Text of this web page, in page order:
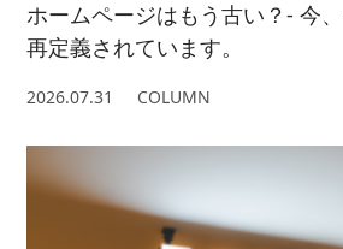
ホームページはもう古い？- 今
再定義されています。
2026.07.31 COLUMN